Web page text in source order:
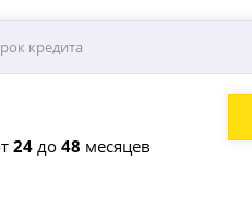
кредита
24 до48 месяцев